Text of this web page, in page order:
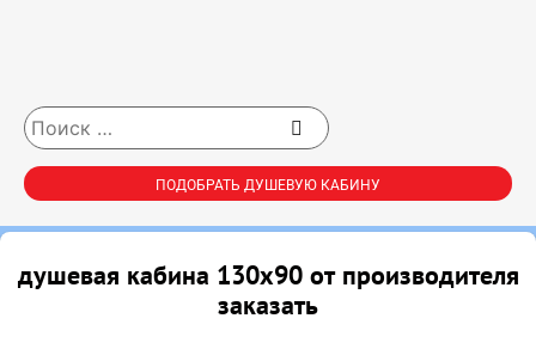
ПОДОБРАТЬ ДУШЕВУЮ КАБИНУ
душевая кабина 130х90 от производителя
заказать